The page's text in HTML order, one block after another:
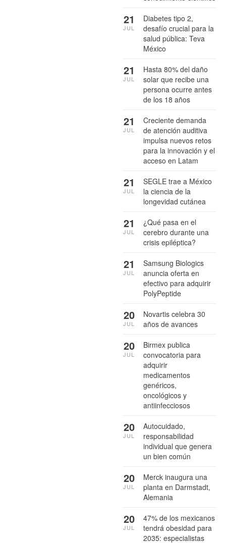
Diabetes tipo 2,
desafío crucial para la
salud pública: Teva
México
21
JUL
Hasta 80% del daño
solar que recibe una
persona ocurre antes
de los 18 años
21
JUL
Creciente demanda
de atención auditiva
impulsa nuevos retos
para la innovación y el
acceso en Latam
21
JUL
SEGLE trae a México
la ciencia de la
longevidad cutánea
21
JUL
¿Qué pasa en el
cerebro durante una
crisis epiléptica?
21
JUL
Samsung Biologics
anuncia oferta en
efectivo para adquirir
PolyPeptide
21
JUL
Novartis celebra 30
años de avances
20
JUL
Birmex publica
convocatoria para
adquirir
medicamentos
genéricos,
oncológicos y
antiinfecciosos
20
JUL
Autocuidado,
responsabilidad
individual que genera
un bien común
20
JUL
Merck inaugura una
planta en Darmstadt,
Alemania
20
JUL
47% de los mexicanos
tendrá obesidad para
2035: especialistas
20
JUL